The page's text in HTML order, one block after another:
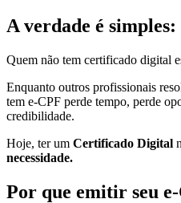
A verdade é simples:
Quem não tem certificado digital
Enquanto outros profissionais
tem e-CPF perde tempo, perde
credibilidade.
Hoje, ter um Certificado Digital
necessidade.
Por que emitir seu e-